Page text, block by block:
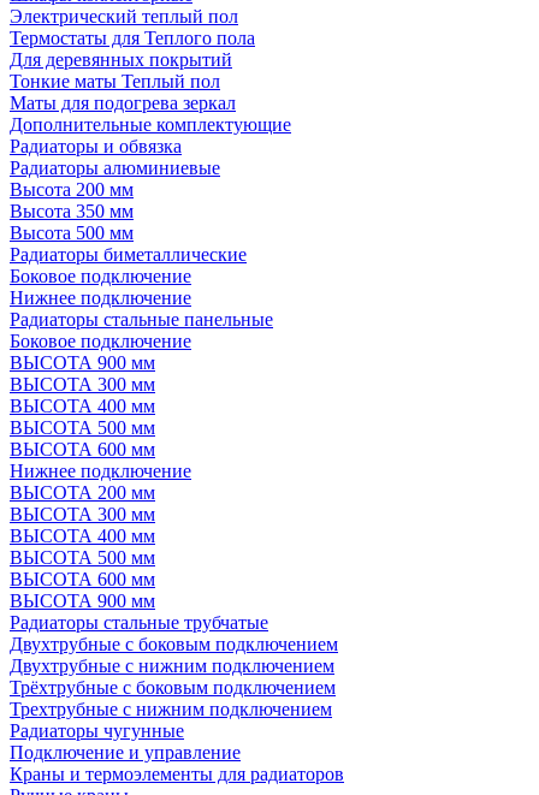
Электрический теплый пол
Термостаты для Теплого пола
Для деревянных покрытий
Тонкие маты Теплый пол
Маты для подогрева зеркал
Дополнительные комплектующие
Радиаторы и обвязка
Радиаторы алюминиевые
Высота 200 мм
Высота 350 мм
Высота 500 мм
Радиаторы биметаллические
Боковое подключение
Нижнее подключение
Радиаторы стальные панельные
Боковое подключение
ВЫСОТА 900 мм
ВЫСОТА 300 мм
ВЫСОТА 400 мм
ВЫСОТА 500 мм
ВЫСОТА 600 мм
Нижнее подключение
ВЫСОТА 200 мм
ВЫСОТА 300 мм
ВЫСОТА 400 мм
ВЫСОТА 500 мм
ВЫСОТА 600 мм
ВЫСОТА 900 мм
Радиаторы стальные трубчатые
Двухтрубные с боковым подключением
Двухтрубные с нижним подключением
Трёхтрубные с боковым подключением
Трехтрубные с нижним подключением
Радиаторы чугунные
Подключение и управление
Краны и термоэлементы для радиаторов